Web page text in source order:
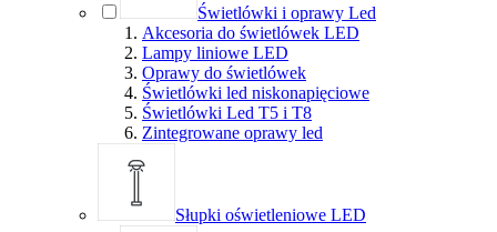
Świetlówki i oprawy Led
Akcesoria do świetlówek LED
Lampy liniowe LED
Oprawy do świetlówek
Świetlówki led niskonapięciowe
Świetlówki Led T5 i T8
Zintegrowane oprawy led
Słupki oświetleniowe LED